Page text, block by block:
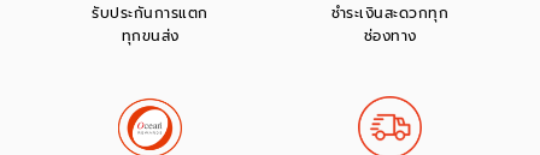
รับประกันการแตก
ทุกขนส่ง
ชำระเงินสะดวกทุก
ช่องทาง